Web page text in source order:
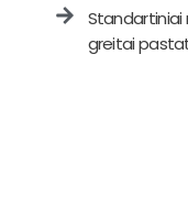
Standartiniai
greitai